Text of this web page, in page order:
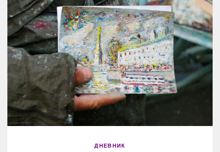
ДНЕВНИК